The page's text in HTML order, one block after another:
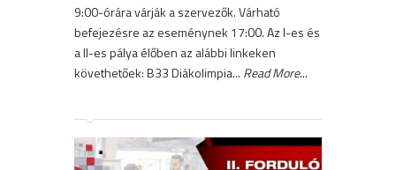
9:00-órára várják a szervezők. Várható
befejezésre az eseménynek 17:00. Az I-es és
a II-es pálya élőben az alábbi linkeken
követhetőek: B33 Diákolimpia... Read More...